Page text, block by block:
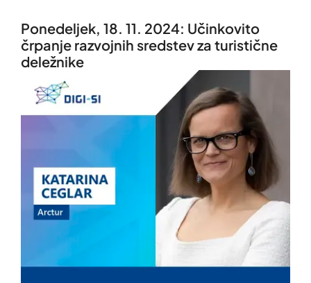
Ponedeljek, 18. 11. 2024: Učinkovito
črpanje razvojnih sredstev za turistične
deležnike